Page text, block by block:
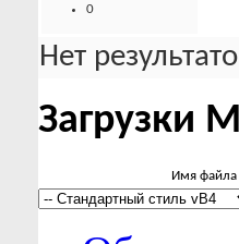
0
Нет
Загрузки
Имя файла